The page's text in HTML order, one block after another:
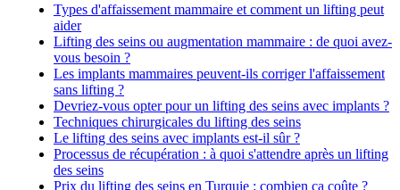
Types d'affaissement mammaire et comment un lifting peut
aider
Lifting des seins ou augmentation mammaire : de quoi avez-
vous besoin ?
Les implants mammaires peuvent-ils corriger l'affaissement
sans lifting ?
Devriez-vous opter pour un lifting des seins avec implants ?
Techniques chirurgicales du lifting des seins
Le lifting des seins avec implants est-il sûr ?
Processus de récupération : à quoi s'attendre après un lifting
des seins
Prix du lifting des seins en Turquie : combien ça coûte ?